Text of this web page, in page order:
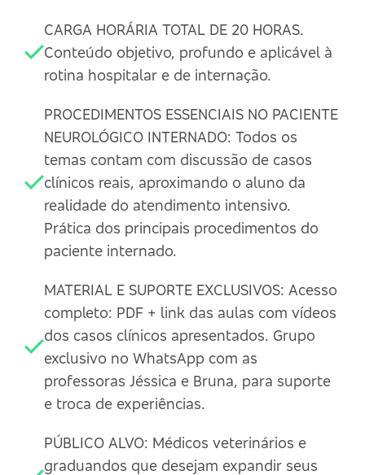
CARGA HORÁRIA TOTAL DE 20 HORAS.
Conteúdo objetivo, profundo e aplicável à
rotina hospitalar e de internação.
PROCEDIMENTOS ESSENCIAIS NO PACIENTE
NEUROLÓGICO INTERNADO: Todos os
temas contam com discussão de casos
clínicos reais, aproximando o aluno da
realidade do atendimento intensivo.
Prática dos principais procedimentos do
paciente internado.
MATERIAL E SUPORTE EXCLUSIVOS: Acesso
completo: PDF + link das aulas com vídeos
dos casos clínicos apresentados. Grupo
exclusivo no WhatsApp com as
professoras Jéssica e Bruna, para suporte
e troca de experiências.
PÚBLICO ALVO: Médicos veterinários e
graduandos que desejam expandir seus